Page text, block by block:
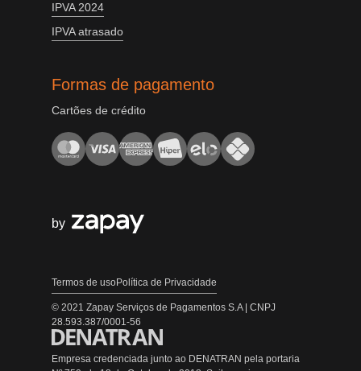
IPVA 2024
IPVA atrasado
Formas de pagamento
Cartões de crédito
by
Empresa credenciada junto ao DENATRAN pela portaria
Termos de usoPolítica de Privacidade
© 2021 Zapay Serviços de Pagamentos S.A | CNPJ
28.593.387/0001-56